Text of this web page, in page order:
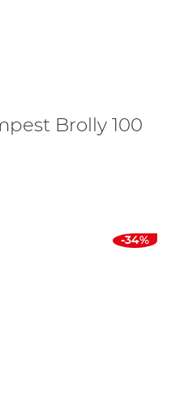
Brolly 100
-34%